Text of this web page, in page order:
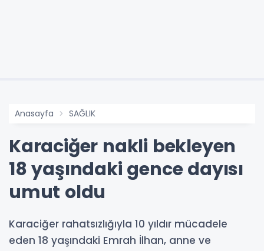
Anasayfa SAĞLIK
Karaciğer nakli bekleyen
18 yaşındaki gence dayısı
umut oldu
Karaciğer rahatsızlığıyla 10 yıldır mücadele
eden 18 yaşındaki Emrah İlhan, anne ve